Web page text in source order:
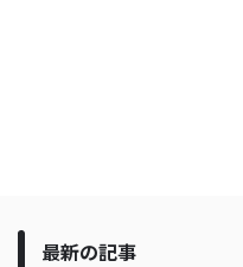
最新の記事